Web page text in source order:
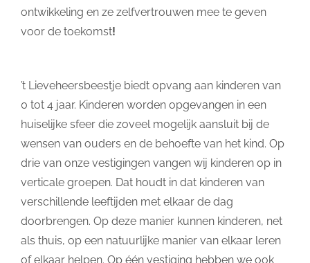
ontwikkeling en ze zelfvertrouwen mee te geven
voor de toekomst!
’t Lieveheersbeestje biedt opvang aan kinderen van
0 tot 4 jaar. Kinderen worden opgevangen in een
huiselijke sfeer die zoveel mogelijk aansluit bij de
wensen van ouders en de behoefte van het kind. Op
drie van onze vestigingen vangen wij kinderen op in
verticale groepen. Dat houdt in dat kinderen van
verschillende leeftijden met elkaar de dag
doorbrengen. Op deze manier kunnen kinderen, net
als thuis, op een natuurlijke manier van elkaar leren
of elkaar helpen. Op één vestiging hebben we ook